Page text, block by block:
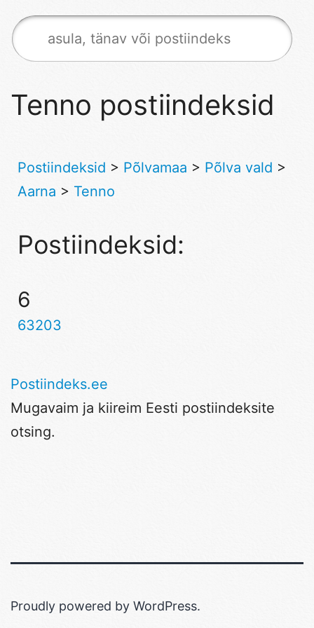
Tenno postiindeksid
Postiindeksid > Põlvamaa > Põlva vald >
Aarna > Tenno
Postiindeksid:
6
63203
Postiindeks.ee
Mugavaim ja kiireim Eesti postiindeksite
otsing.
Proudly powered by WordPress.